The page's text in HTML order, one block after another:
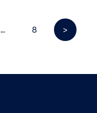
… 8 >